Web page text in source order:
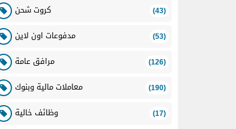
كروت شحن (43)
مدفوعات اون لاين (53)
مرافق عامة (126)
معاملات مالية وبنوك (190)
وظائف خالية (17)
WE